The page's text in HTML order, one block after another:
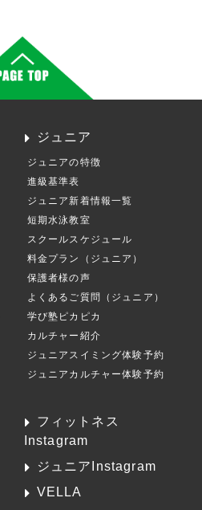
ジュニア
ジュニアの特徴
進級基準表
ジュニア新着情報一覧
短期水泳教室
スクールスケジュール
料金プラン（ジュニア）
保護者様の声
よくあるご質問（ジュニア）
学び塾ピカピカ
カルチャー紹介
ジュニアスイミング体験予約
ジュニアカルチャー体験予約
フィットネス
Instagram
ジュニアInstagram
VELLA